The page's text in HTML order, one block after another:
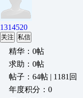
1314520
关注 私信
精华：0帖
求助：0帖
帖子：64帖 | 1181回
年度积分：0